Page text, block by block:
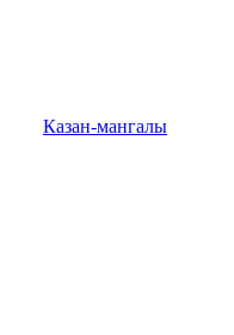
Казан-мангалы